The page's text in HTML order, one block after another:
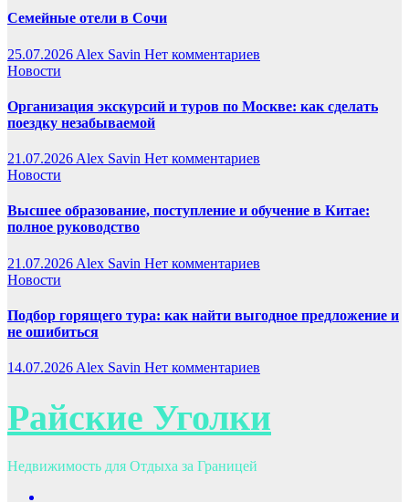
Семейные отели в Сочи
25.07.2026 Alex Savin Нет комментариев
Новости
Организация экскурсий и туров по Москве: как сделать
поездку незабываемой
21.07.2026 Alex Savin Нет комментариев
Новости
Высшее образование, поступление и обучение в Китае:
полное руководство
21.07.2026 Alex Savin Нет комментариев
Новости
Подбор горящего тура: как найти выгодное предложение и
не ошибиться
14.07.2026 Alex Savin Нет комментариев
Райские Уголки
Недвижимость для Отдыха за Границей